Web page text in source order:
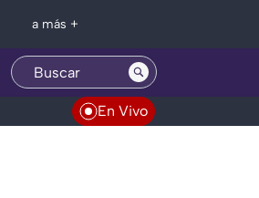
a más +
En Vivo